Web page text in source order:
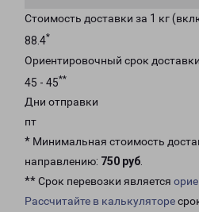
Стоимость доставки за 1 кг
88.4*
Ориентировочный срок доставки
45 - 45**
Дни отправки
пт
* Минимальная стоимость
направлению: 750 руб.
** Срок перевозки является
Рассчитайте в калькуляторе